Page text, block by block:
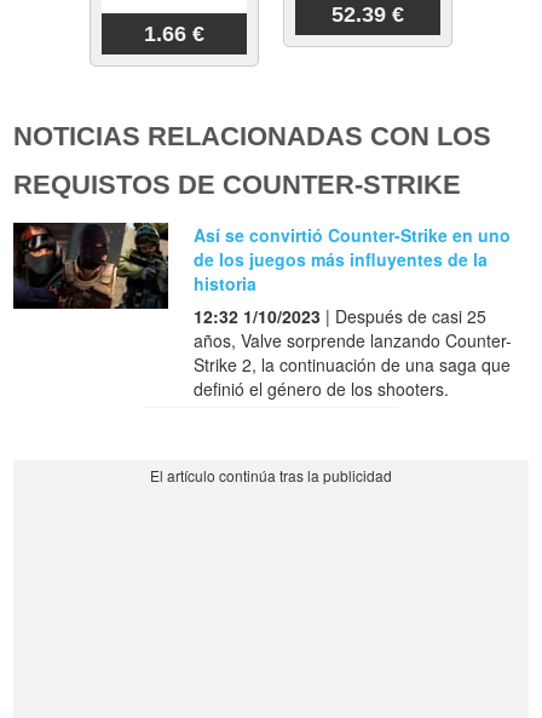
1.66 €
52.39 €
NOTICIAS RELACIONADAS CON LOS
REQUISTOS DE COUNTER-STRIKE
Así se convirtió Counter-Strike en uno
de los juegos más influyentes de la
historia
12:32 1/10/2023 | Después de casi 25
años, Valve sorprende lanzando Counter-
Strike 2, la continuación de una saga que
definió el género de los shooters.